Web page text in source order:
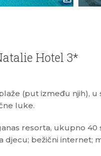
Hotel 3*
(put između njih), u
luke.
resorta, ukupno 40
djecu; bežični internet;